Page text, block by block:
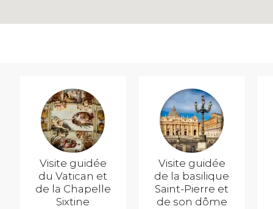
Visite guidée
du Vatican et
de la Chapelle
Sixtine
Visite guidée
de la basilique
Saint-Pierre et
de son dôme